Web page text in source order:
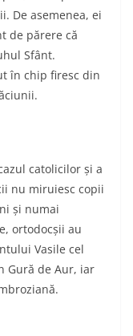
De asemenea, ei
de părere că
Sfânt.
în chip firesc din
catolicilor și a
nu miruiesc copii
și numai
ortodocșii au
Vasile cel
Gură de Aur, iar